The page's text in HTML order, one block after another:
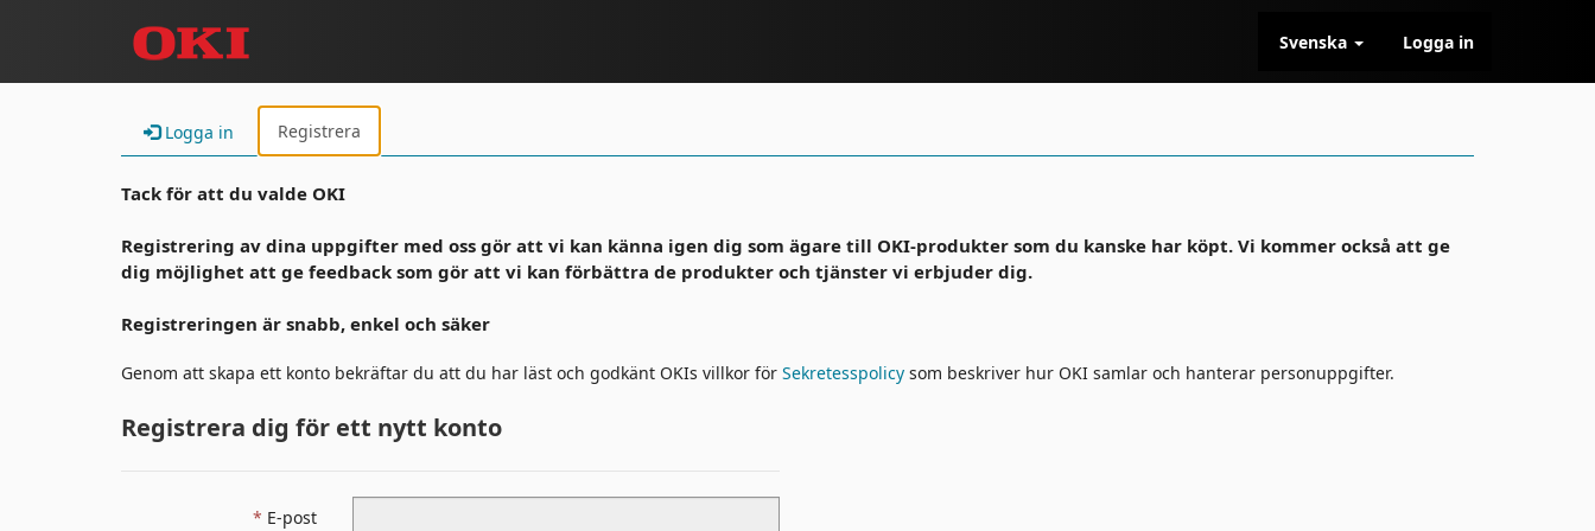
Svenska Logga in
Logga in Registrera
Tack för att du valde OKI
Registrering av dina uppgifter med oss ​​gör att vi kan känna igen dig som ägare till OKI-produkter som du kanske har köpt. Vi kommer också att ge
dig möjlighet att ge feedback som gör att vi kan förbättra de produkter och tjänster vi erbjuder dig.
Registreringen är snabb, enkel och säker
Genom att skapa ett konto bekräftar du att du har läst och godkänt OKIs villkor för Sekretesspolicy som beskriver hur OKI samlar och hanterar personuppgifter.
Registrera dig för ett nytt konto
E-post